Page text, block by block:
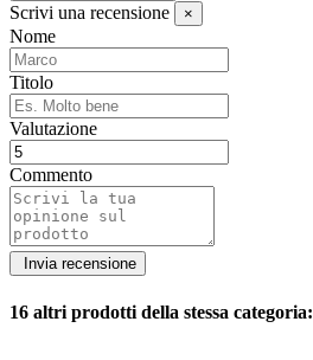
Scrivi una recensione ×
Nome
Titolo
Valutazione
Commento
16 altri prodotti della stessa categoria: